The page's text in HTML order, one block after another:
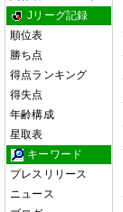
Jリーグ記録
順位表
勝ち点
得点ランキング
得失点
年齢構成
星取表
キーワード
プレスリリース
ニュース